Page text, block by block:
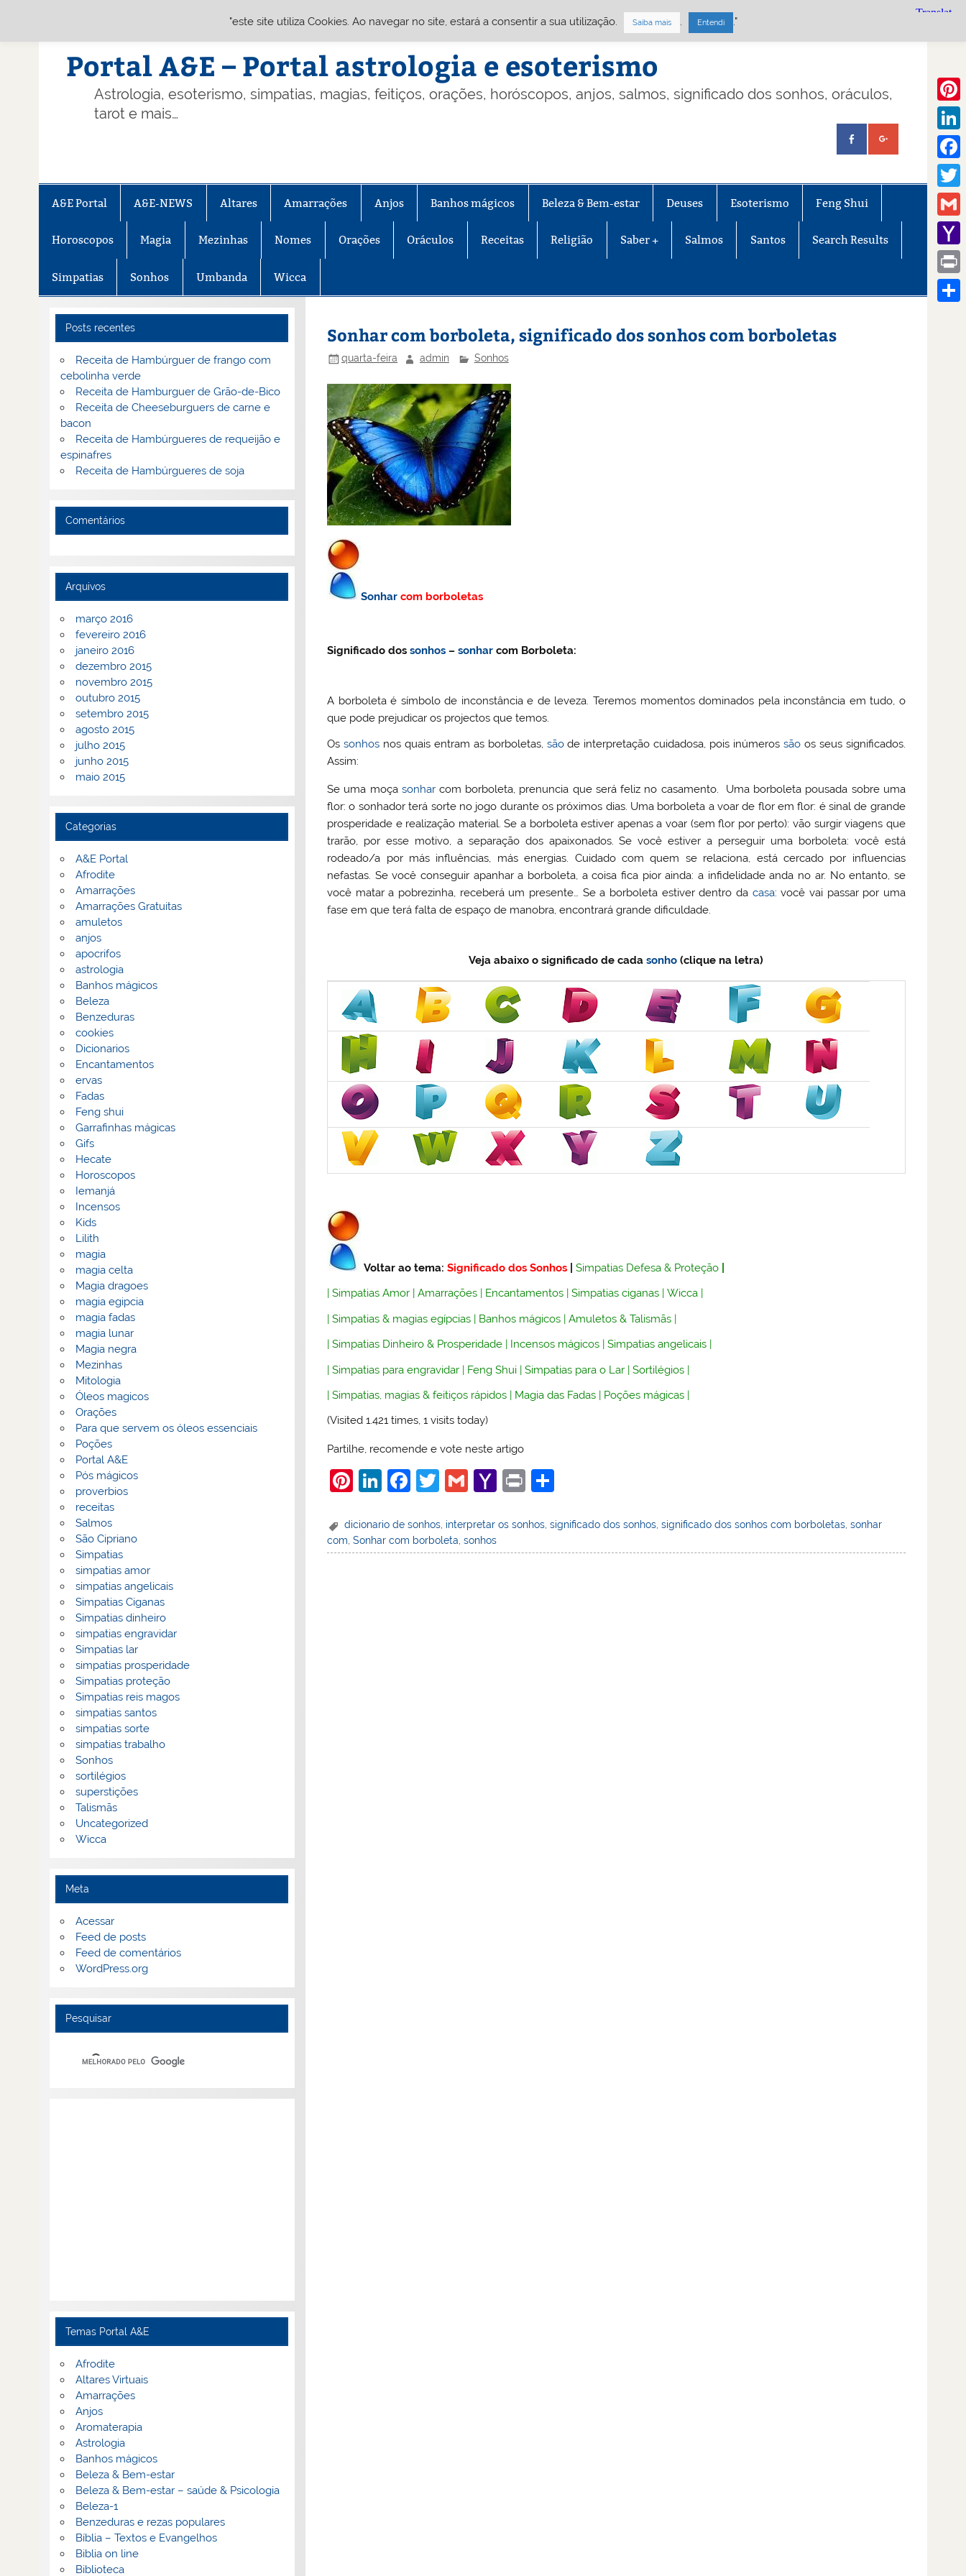
Portal A&E – Portal astrologia e esoterismo
Astrologia, esoterismo, simpatias, magias, feitiços, orações, horóscopos, anjos, salmos, significado dos sonhos, oráculos,
tarot e mais…
A&E Portal A&E-NEWS Altares Amarrações Anjos Banhos mágicos Beleza & Bem-estar Deuses Esoterismo Feng Shui
Horoscopos Magia Mezinhas Nomes Orações Oráculos Receitas Religião Saber + Salmos Santos Search Results
Simpatias Sonhos Umbanda Wicca
Sonhar com borboleta, significado dos sonhos com borboletas
quarta-feira admin Sonhos
Sonhar com borboletas
Significado dossonhos –sonhar com Borboleta:
A borboleta é símbolo de inconstância e de leveza. Teremos momentos dominados pela inconstância em tudo, o
que pode prejudicar os projectos que temos.
Ossonhos nos quais entram as borboletas, sãode interpretação cuidadosa, pois inúmerossão os seus significados.
Assim:
Se uma moça sonharcom borboleta, prenuncia que será feliz no casamento. Uma borboleta pousada sobre uma
flor: o sonhador terá sorte no jogo durante os próximos dias. Uma borboleta a voar de flor em flor: é sinal de grande
prosperidade e realização material. Se a borboleta estiver apenas a voar (sem flor por perto): vão surgir viagens que
trarão, por esse motivo, a separação dos apaixonados. Se você estiver a perseguir uma borboleta: você está
rodeado/a por más influências, más energias. Cuidado com quem se relaciona, está cercado por influencias
nefastas. Se você conseguir apanhar a borboleta, a coisa fica pior ainda: a infidelidade anda no ar. No entanto, se
você matar a pobrezinha, receberá um presente… Se a borboleta estiver dentro da casa: você vai passar por uma
fase em que terá falta de espaço de manobra, encontrará grande dificuldade.
Veja abaixo o significado de cadasonho (clique na letra)
Voltar ao tema:Significado dos Sonhos |Simpatias Defesa & Proteção
|Simpatias Amor |Amarrações Encantamentos |Simpatias ciganas |Wicca
|Simpatias & magias egípcias | Banhos mágicos |Amuletos & Talismãs |
|Simpatias Dinheiro & Prosperidade | Incensos mágicos |Simpatias angelicais |
|Simpatias para engravidar | Feng Shui |Simpatias para o Lar |Sortilégios |
|Simpatias, magias & feitiços rápidos | Magia das Fadas | Poções mágicas |
(Visited 1.421 times, 1 visits today)
Partilhe, recomende e vote neste artigo
Pi
er
e
Li
k
e
F
c
e
T
itt
er
G
ai
l
Y
h
o
Pr
t
ar
e
dicionario de sonhos interpretar os sonhos ,significado dos sonhos ,significado dos sonhos com borboletas ,sonhar
com ,Sonhar com borboleta ,sonhos
Posts recentes
Receita de Hambúrguer de frango com
cebolinha verde
Receita de Hamburguer de Grão-de-Bico
Receita de Cheeseburguers de carne e
bacon
Receita de Hambúrgueres de requeijão e
espinafres
Receita de Hambúrgueres de soja
Comentários
Arquivos
março 2016
fevereiro 2016
janeiro 2016
dezembro 2015
novembro 2015
outubro 2015
setembro 2015
agosto 2015
julho 2015
junho 2015
maio 2015
Categorias
A&E Portal
Afrodite
Amarrações
Amarrações Gratuitas
amuletos
anjos
apocrifos
astrologia
Banhos mágicos
Beleza
Benzeduras
cookies
Dicionarios
Encantamentos
ervas
Fadas
Feng shui
Garrafinhas mágicas
Gifs
Hecate
Horoscopos
Iemanjá
Incensos
Kids
Lilith
magia
magia celta
Magia dragoes
magia egipcia
magia fadas
magia lunar
Magia negra
Mezinhas
Mitologia
Óleos magicos
Orações
Para que servem os óleos essenciais
Poções
Portal A&E
Pós mágicos
proverbios
receitas
Salmos
São Cipriano
Simpatias
simpatias amor
simpatias angelicais
Simpatias Ciganas
Simpatias dinheiro
simpatias engravidar
Simpatias lar
simpatias prosperidade
Simpatias proteção
Simpatias reis magos
simpatias santos
simpatias sorte
simpatias trabalho
Sonhos
sortilégios
superstições
Talismãs
Uncategorized
Wicca
Meta
Acessar
Feed de posts
Feed de comentários
WordPress.org
Pesquisar
Temas Portal A&E
Afrodite
Altares Virtuais
Amarrações
Anjos
Aromaterapia
Astrologia
Banhos mágicos
Beleza & Bem-estar
Beleza & Bem-estar – saúde & Psicologia
Beleza-1
Benzeduras e rezas populares
Bíblia – Textos e Evangelhos
Biblia on line
Biblioteca
Gmail
Mail
Print
"este site utiliza Cookies. Ao navegar no site, estará a consentir a sua utilização. Saiba mais . Entendi ."